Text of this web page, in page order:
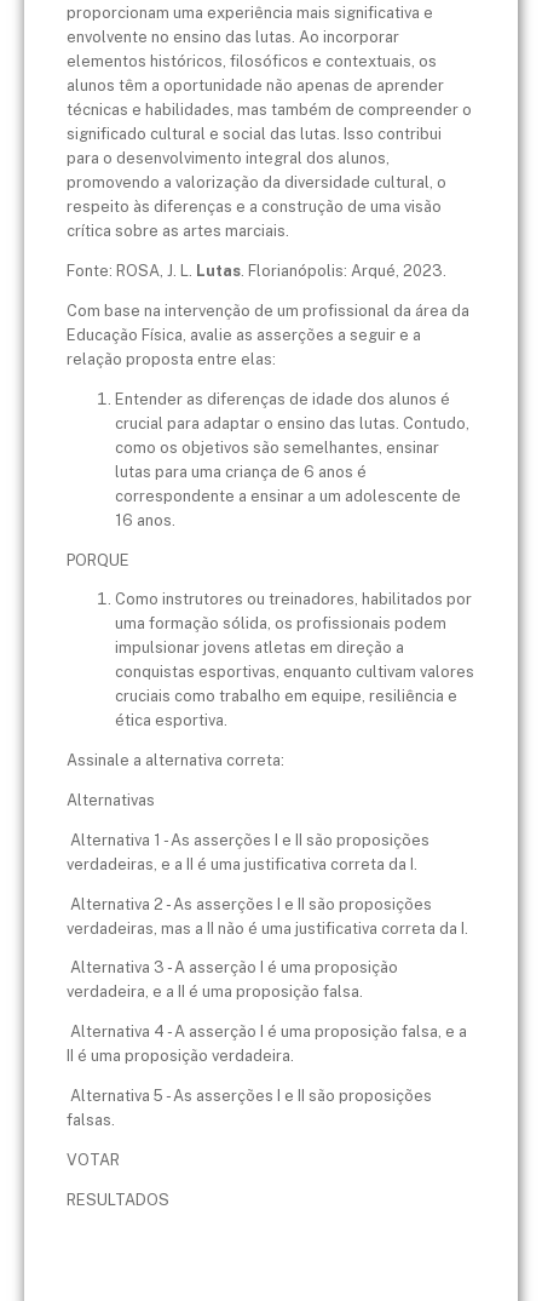
proporcionam uma experiência mais significativa e
envolvente no ensino das lutas. Ao incorporar
elementos históricos, filosóficos e contextuais, os
alunos têm a oportunidade não apenas de aprender
técnicas e habilidades, mas também de compreender o
significado cultural e social das lutas. Isso contribui
para o desenvolvimento integral dos alunos,
promovendo a valorização da diversidade cultural, o
respeito às diferenças e a construção de uma visão
crítica sobre as artes marciais.
Fonte: ROSA, J. L. Lutas. Florianópolis: Arqué, 2023.
Com base na intervenção de um profissional da área da
Educação Física, avalie as asserções a seguir e a
relação proposta entre elas:
Entender as diferenças de idade dos alunos é
crucial para adaptar o ensino das lutas. Contudo,
como os objetivos são semelhantes, ensinar
lutas para uma criança de 6 anos é
correspondente a ensinar a um adolescente de
16 anos.
PORQUE
Como instrutores ou treinadores, habilitados por
uma formação sólida, os profissionais podem
impulsionar jovens atletas em direção a
conquistas esportivas, enquanto cultivam valores
cruciais como trabalho em equipe, resiliência e
ética esportiva.
Assinale a alternativa correta:
Alternativas
Alternativa 1 - As asserções I e II são proposições
verdadeiras, e a II é uma justificativa correta da I.
Alternativa 2 - As asserções I e II são proposições
verdadeiras, mas a II não é uma justificativa correta da I.
Alternativa 3 - A asserção I é uma proposição
verdadeira, e a II é uma proposição falsa.
Alternativa 4 - A asserção I é uma proposição falsa, e a
II é uma proposição verdadeira.
Alternativa 5 - As asserções I e II são proposições
falsas.
VOTAR
RESULTADOS